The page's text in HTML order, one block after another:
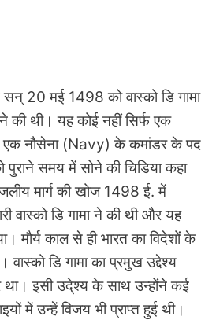
20 मई 1498 को वास्‍को डि गामा
थी। यह कोई नहीं सिर्फ एक
एक नौसेना (Navy) के कमांडर के पद
पुराने समय में सोने की चिडिया कहा
मार्ग की खोज 1498 ई. में
वास्‍को डि गामा ने की थी और यह
मौर्य काल से ही भारत का विदेशों के
वास्‍को डि गामा का प्रमुख उद्देश्‍य
था। इसी उदे्श्‍य के साथ उन्‍होंने कई
में उन्‍हें विजय भी प्राप्‍त हुई थी।